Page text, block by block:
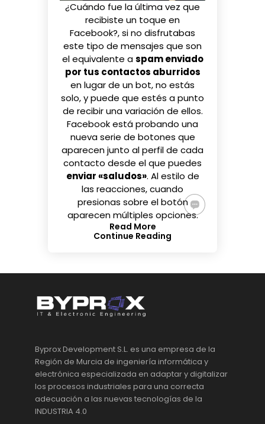
¿Cuándo fue la última vez que
recibiste un toque en
Facebook?, si no disfrutabas
este tipo de mensajes que son
el equivalente aspam enviado
por tus contactos aburridos
en lugar de un bot, no estás
solo, y puede que estés a punto
de recibir una variación de ellos.
Facebook está probando una
nueva serie de botones que
aparecen junto al perfil de cada
contacto desde el que puedes
enviar «saludos». Al estilo de
las reacciones, cuando
presionas sobre el botón
aparecen múltiples opciones.
Read More
Continue Reading
Byprox Development S.L. es una empresa de la
Región de Murcia de ingeniería informática y
electrónica especializada en adaptar y digitalizar
los procesos industriales para una correcta
adecuación a las nuevas tecnologías de la
INDUSTRIA 4.0